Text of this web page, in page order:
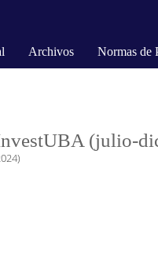
Archivos Normas de
(julio-